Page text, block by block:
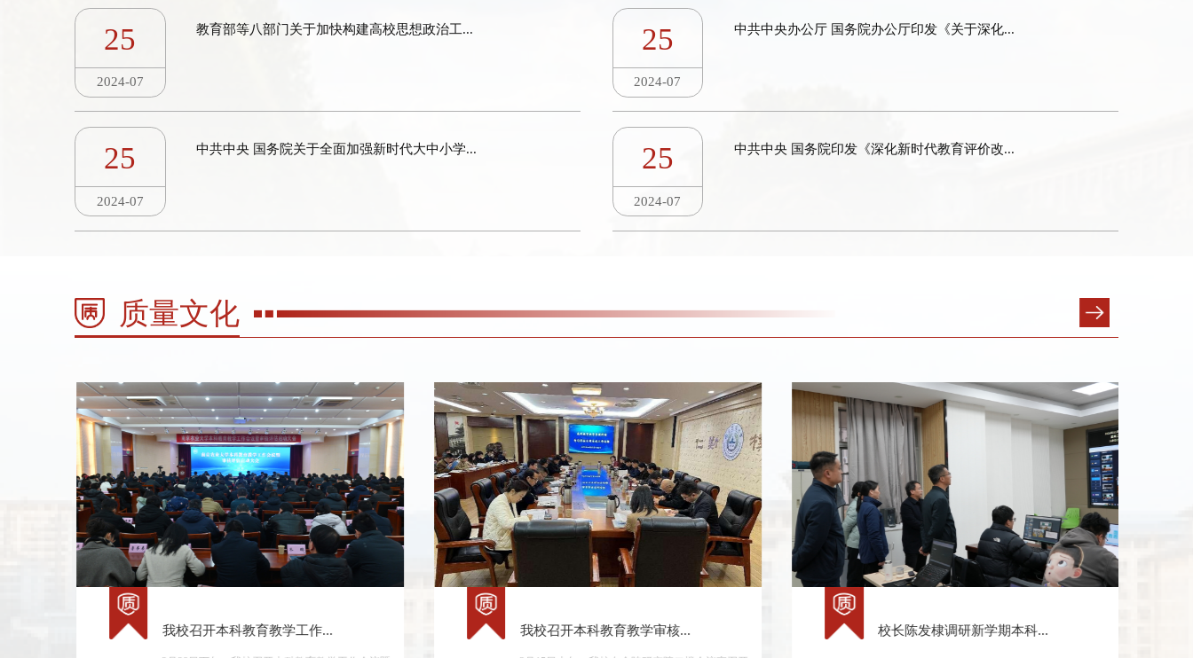
25
2024-07
教育部等八部门关于加快构建高校思想政治工...
25
2024-07
中共中央 国务院关于全面加强新时代大中小学...
25
2024-07
中共中央办公厅 国务院办公厅印发《关于深化...
25
2024-07
中共中央 国务院印发《深化新时代教育评价改...
质量文化
我校召开本科教育教学工作... 我校召开本科教育教学审核... 校长陈发棣调研新学期本科...